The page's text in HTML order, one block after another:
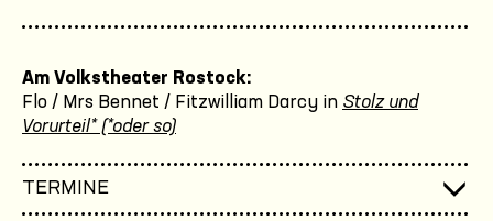
Am Volkstheater Rostock:
Flo / Mrs Bennet / Fitzwilliam Darcy in Stolz und
Vorurteil* (*oder so)
TERMINE